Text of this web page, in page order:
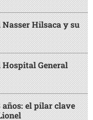
Hilsaca y su
Hospital General
años: el pilar clave